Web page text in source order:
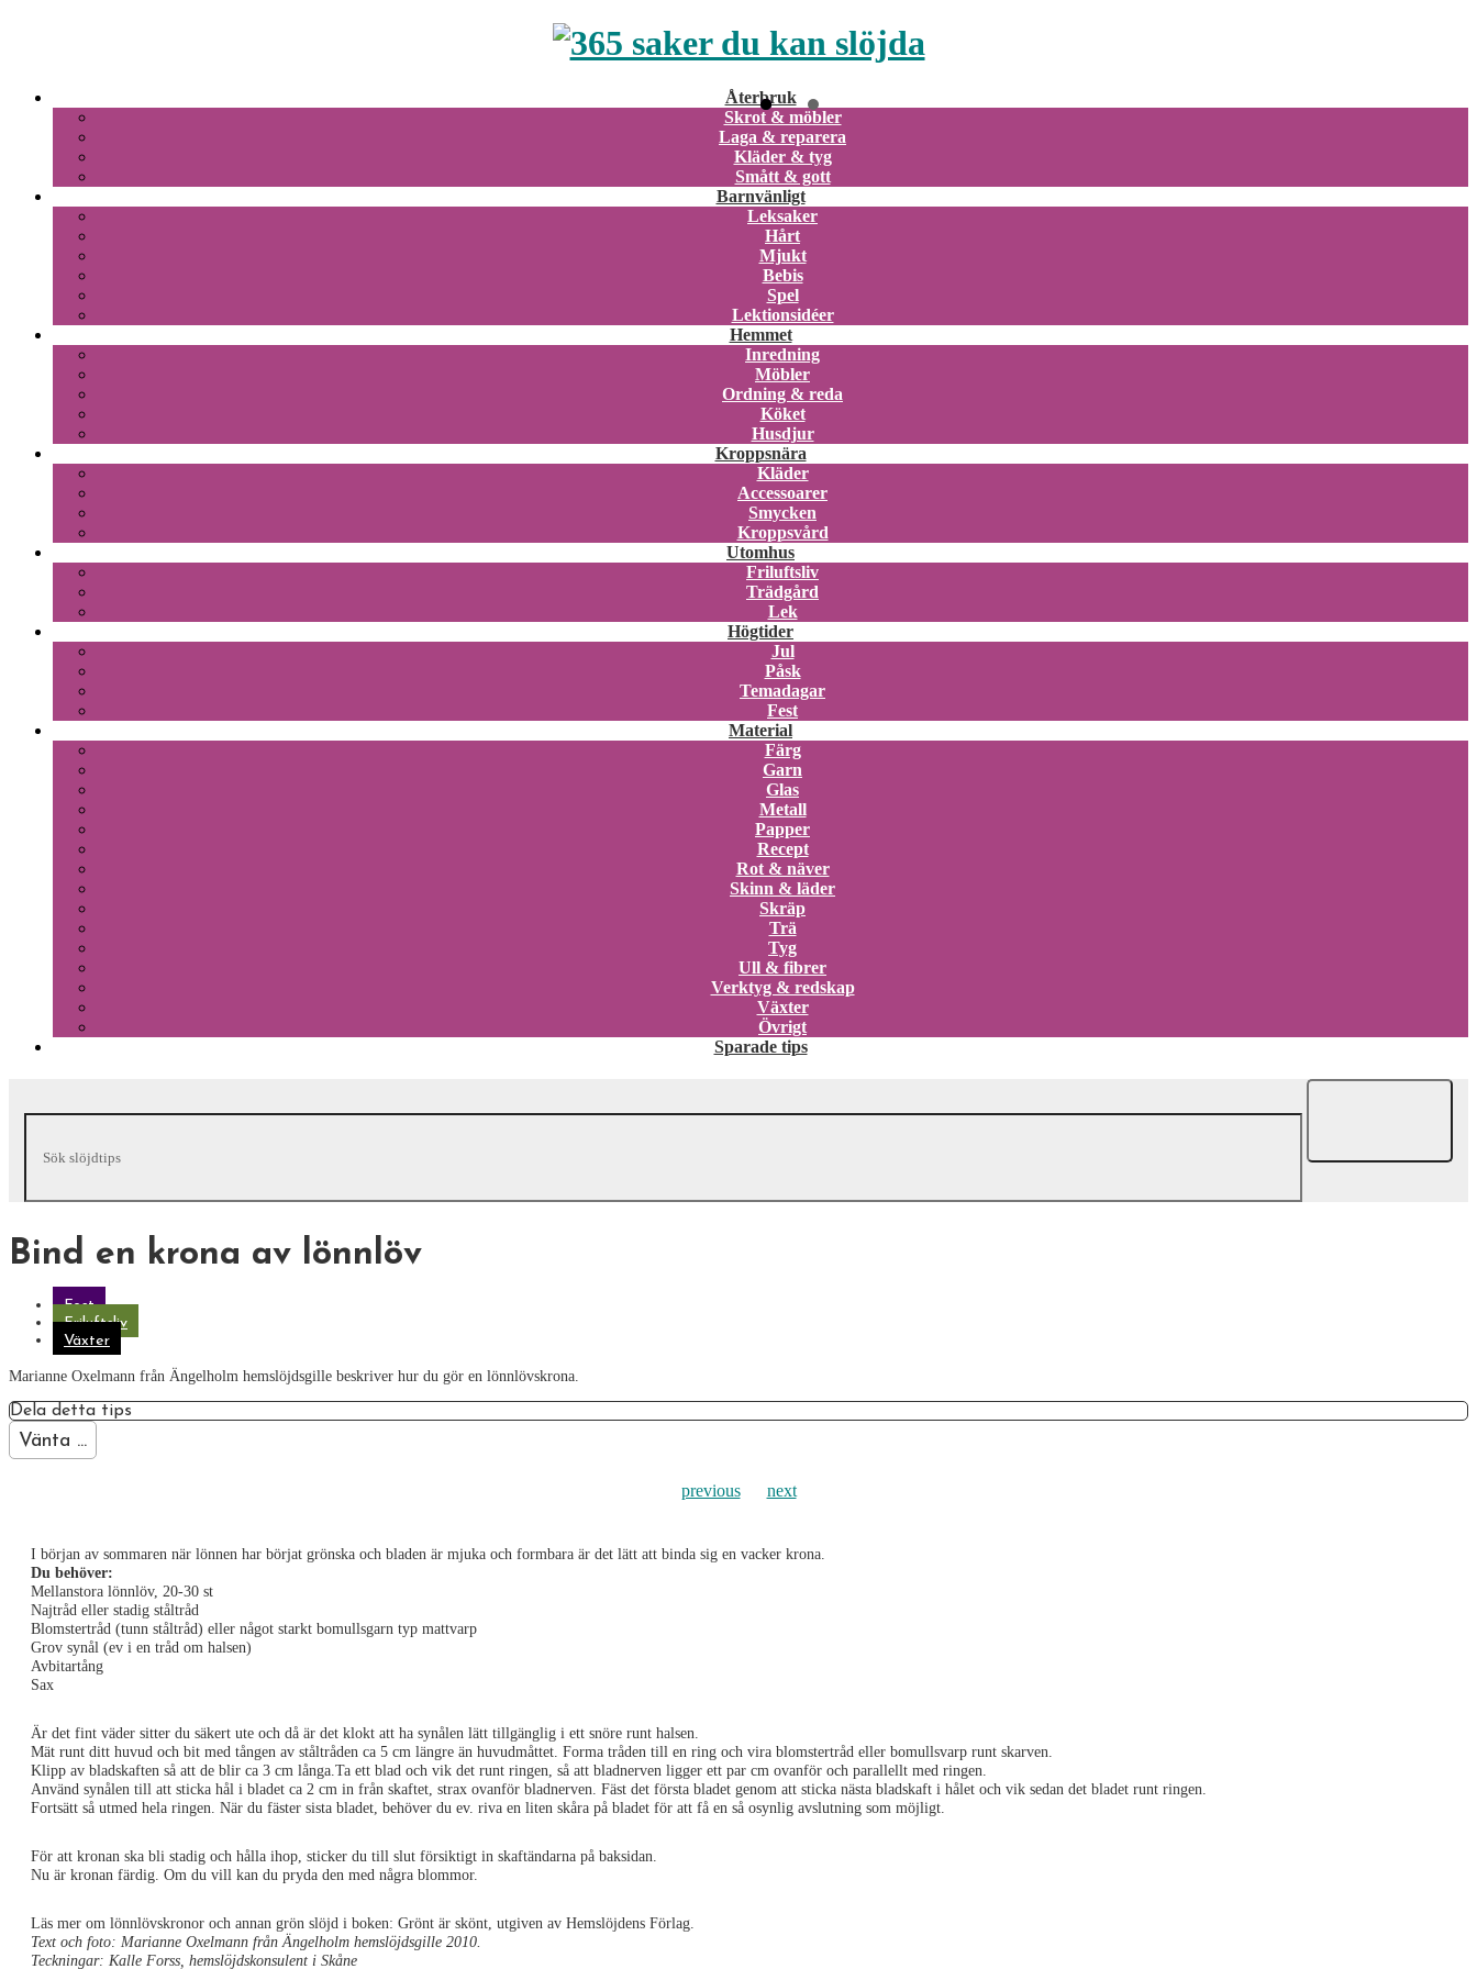
Återbruk
Skrot & möbler
Laga & reparera
Kläder & tyg
Smått & gott
Barnvänligt
Leksaker
Hårt
Mjukt
Bebis
Spel
Lektionsidéer
Hemmet
Inredning
Möbler
Ordning & reda
Köket
Husdjur
Kroppsnära
Kläder
Accessoarer
Smycken
Kroppsvård
Utomhus
Friluftsliv
Trädgård
Lek
Högtider
Jul
Påsk
Temadagar
Fest
Material
Färg
Garn
Glas
Metall
Papper
Recept
Rot & näver
Skinn & läder
Skräp
Trä
Tyg
Ull & fibrer
Verktyg & redskap
Växter
Övrigt
Sparade tips
Bind en krona av lönnlöv
Fest
Friluftsliv
Växter
Marianne Oxelmann från Ängelholm hemslöjdsgille beskriver hur du gör en lönnlövskrona.
Dela detta tips
Vänta ...
previous next
I början av sommaren när lönnen har börjat grönska och bladen är mjuka och formbara är det lätt att binda sig en vacker krona.
Du behöver:
Mellanstora lönnlöv, 20-30 st
Najtråd eller stadig ståltråd
Blomstertråd (tunn ståltråd) eller något starkt bomullsgarn typ mattvarp
Grov synål (ev i en tråd om halsen)
Avbitartång
Sax
Är det fint väder sitter du säkert ute och då är det klokt att ha synålen lätt tillgänglig i ett snöre runt halsen.
Mät runt ditt huvud och bit med tången av ståltråden ca 5 cm längre än huvudmåttet. Forma tråden till en ring och vira blomstertråd eller bomullsvarp runt skarven.
Klipp av bladskaften så att de blir ca 3 cm långa.Ta ett blad och vik det runt ringen, så att bladnerven ligger ett par cm ovanför och parallellt med ringen.
Använd synålen till att sticka hål i bladet ca 2 cm in från skaftet, strax ovanför bladnerven. Fäst det första bladet genom att sticka nästa bladskaft i hålet och vik sedan det bladet runt ringen.
Fortsätt så utmed hela ringen. När du fäster sista bladet, behöver du ev. riva en liten skåra på bladet för att få en så osynlig avslutning som möjligt.
För att kronan ska bli stadig och hålla ihop, sticker du till slut försiktigt in skaftändarna på baksidan.
Nu är kronan färdig. Om du vill kan du pryda den med några blommor.
Läs mer om lönnlövskronor och annan grön slöjd i boken: Grönt är skönt, utgiven av Hemslöjdens Förlag.
Text och foto: Marianne Oxelmann från Ängelholm hemslöjdsgille 2010.
Teckningar: Kalle Forss, hemslöjdskonsulent i Skåne